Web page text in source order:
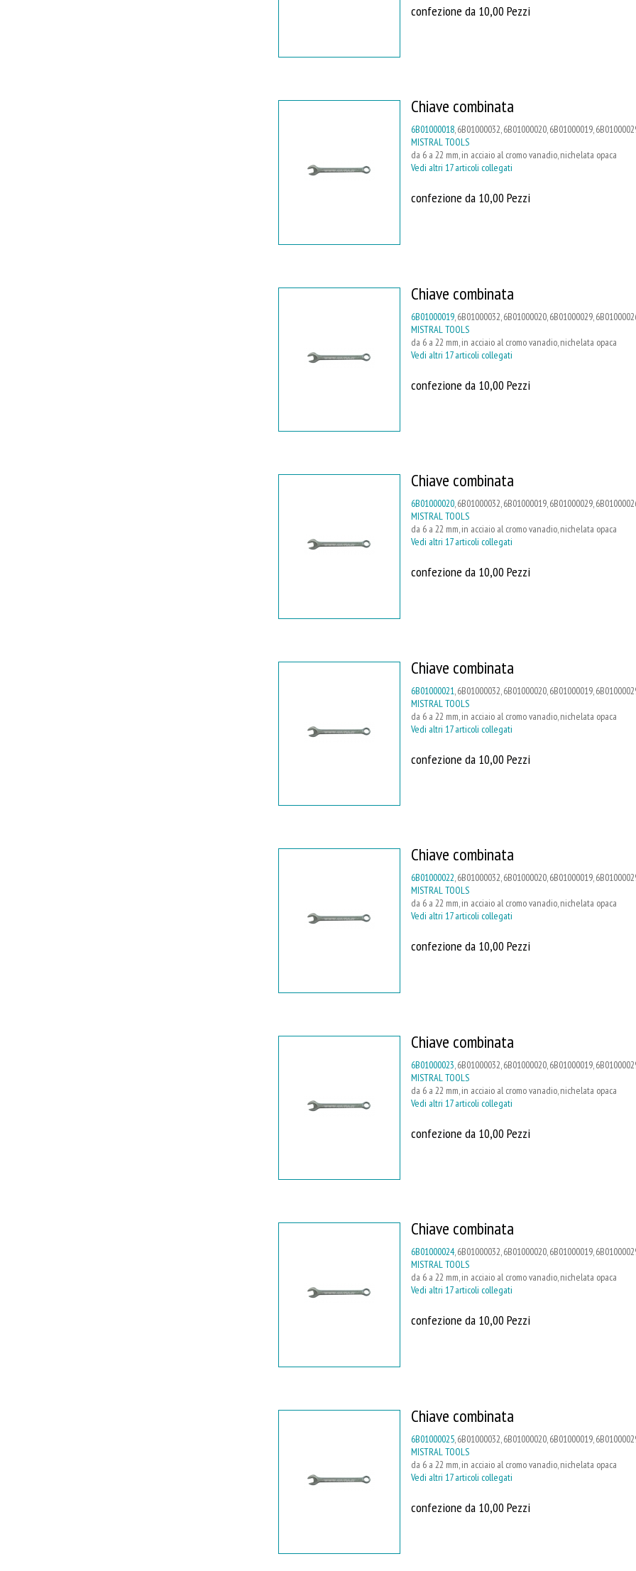
confezione da 10,00 Pezzi
Chiave combinata
6B01000018, 6B01000032, 6B01000020, 6B01000019,
MISTRAL TOOLS
da 6 a 22 mm, in acciaio al cromo vanadio, nichelata opaca
Vedi altri 17 articoli collegati
confezione da 10,00 Pezzi
Chiave combinata
6B01000019, 6B01000032, 6B01000020, 6B01000029,
MISTRAL TOOLS
da 6 a 22 mm, in acciaio al cromo vanadio, nichelata opaca
Vedi altri 17 articoli collegati
confezione da 10,00 Pezzi
Chiave combinata
6B01000020, 6B01000032, 6B01000019, 6B01000029,
MISTRAL TOOLS
da 6 a 22 mm, in acciaio al cromo vanadio, nichelata opaca
Vedi altri 17 articoli collegati
confezione da 10,00 Pezzi
Chiave combinata
6B01000021 , 6B01000032, 6B01000020, 6B01000019,
MISTRAL TOOLS
da 6 a 22 mm, in acciaio al cromo vanadio, nichelata opaca
Vedi altri 17 articoli collegati
confezione da 10,00 Pezzi
Chiave combinata
6B01000022, 6B01000032, 6B01000020, 6B01000019,
MISTRAL TOOLS
da 6 a 22 mm, in acciaio al cromo vanadio, nichelata opaca
Vedi altri 17 articoli collegati
confezione da 10,00 Pezzi
Chiave combinata
6B01000023 , 6B01000032, 6B01000020, 6B01000019,
MISTRAL TOOLS
da 6 a 22 mm, in acciaio al cromo vanadio, nichelata opaca
Vedi altri 17 articoli collegati
confezione da 10,00 Pezzi
Chiave combinata
6B01000024, 6B01000032, 6B01000020, 6B01000019,
MISTRAL TOOLS
da 6 a 22 mm, in acciaio al cromo vanadio, nichelata opaca
Vedi altri 17 articoli collegati
confezione da 10,00 Pezzi
Chiave combinata
6B01000025, 6B01000032, 6B01000020, 6B01000019,
MISTRAL TOOLS
da 6 a 22 mm, in acciaio al cromo vanadio, nichelata opaca
Vedi altri 17 articoli collegati
confezione da 10,00 Pezzi